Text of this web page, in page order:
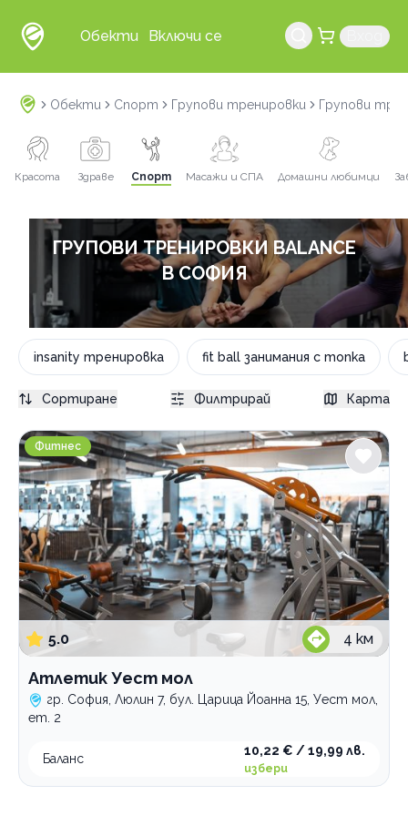
Обекти Включи се
Обекти Спорт Групови тренировки Групови
Красота Здраве Спорт Масажи и СПА Домашни любимци
ГРУПОВИ ТРЕНИРОВКИ BALANCE
В СОФИЯ
insanity тренировка fit ball занимания с топка
Атлетик Уест мол
Фитнес
5.0 4 км
Атлетик Уест мол
гр. София, Люлин 7, бул. Царица Йоанна 15, Уест мол,
ет. 2
Баланс
10,22 € / 19,99 лв.
избери
Сортиране Филтрирай Карта
София
Люлин 7
Услуги
Аеробика
интензивна
класическа
степ аеробика
Групови тренировки
aero dance тренировка
balance
body workout тренировка
fat burning тренировка
fit ball занимания с топка
HIIT тренировка
insanity тренировка